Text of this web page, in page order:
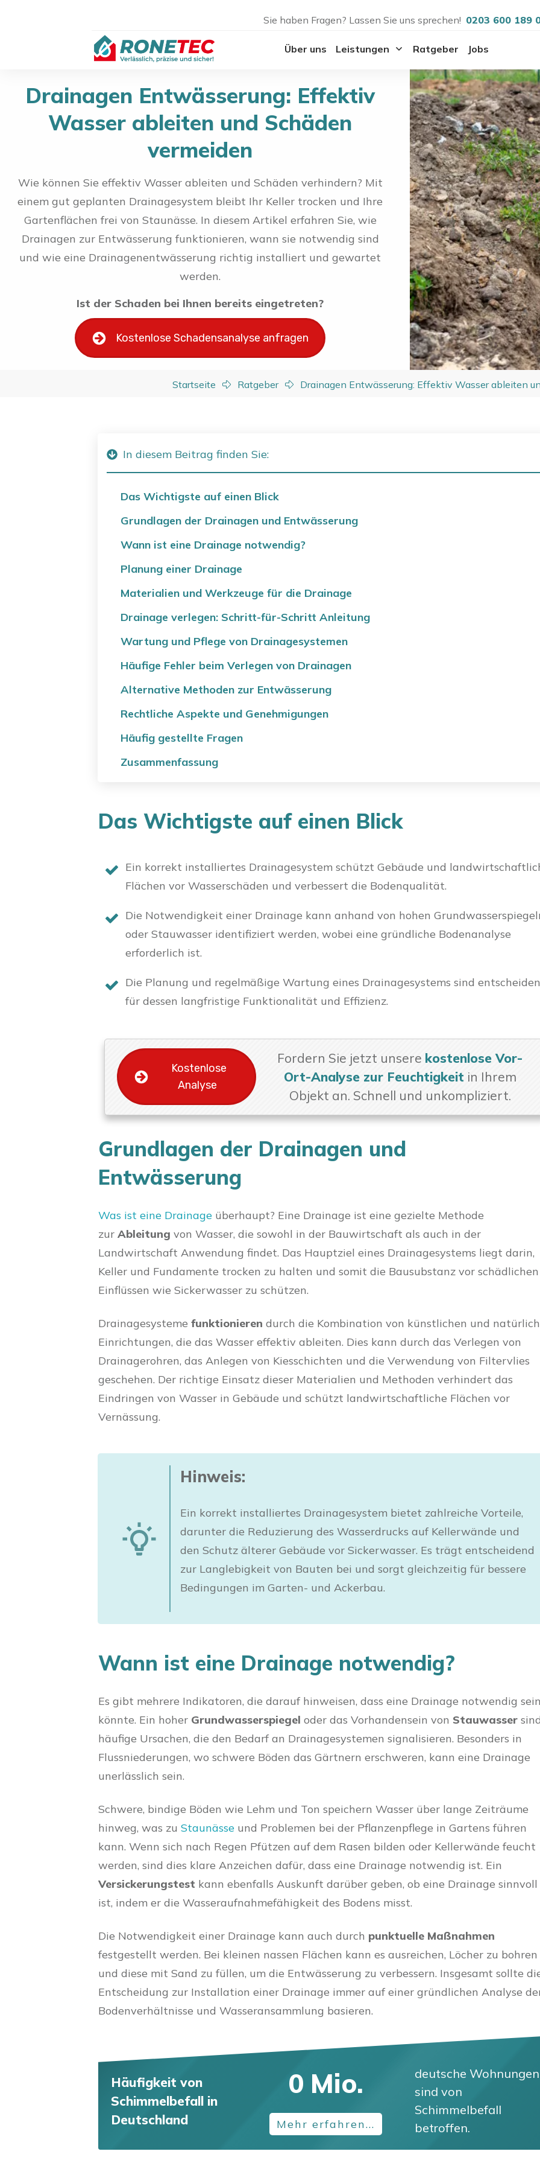
Sie haben Fragen? Lassen Sie uns sprechen! 0203 600 189
Über uns Leistungen Ratgeber Jobs
Drainagen Entwässerung: Effektiv
Wasser ableiten und Schäden
vermeiden
Wie können Sie effektiv Wasser ableiten und Schäden verhindern? Mit
einem gut geplanten Drainagesystem bleibt Ihr Keller trocken und Ihre
Gartenflächen frei von Staunässe. In diesem Artikel erfahren Sie, wie
Drainagen zur Entwässerung funktionieren, wann sie notwendig sind
und wie eine Drainagenentwässerung richtig installiert und gewartet
werden.
Ist der Schaden bei Ihnen bereits eingetreten?
Kostenlose Schadensanalyse anfragen
Startseite Ratgeber Drainagen Entwässerung: Effektiv Wasser ableiten
In diesem Beitrag finden Sie:
Das Wichtigste auf einen Blick
Grundlagen der Drainagen und Entwässerung
Wann ist eine Drainage notwendig?
Planung einer Drainage
Materialien und Werkzeuge für die Drainage
Drainage verlegen: Schritt-für-Schritt Anleitung
Wartung und Pflege von Drainagesystemen
Häufige Fehler beim Verlegen von Drainagen
Alternative Methoden zur Entwässerung
Rechtliche Aspekte und Genehmigungen
Häufig gestellte Fragen
Zusammenfassung
Das Wichtigste auf einen Blick
Ein korrekt installiertes Drainagesystem schützt Gebäude und
Flächen vor Wasserschäden und verbessert die Bodenqualität.
Die Notwendigkeit einer Drainage kann anhand von hohen
oder Stauwasser identifiziert werden, wobei eine gründliche Bodenanalyse
erforderlich ist.
Die Planung und regelmäßige Wartung eines Drainagesystems sind
für dessen langfristige Funktionalität und Effizienz.
Kostenlose
Analyse
Fordern Sie jetzt unsere kostenlose Vor-
Ort-Analyse zur Feuchtigkeit in Ihrem
Objekt an. Schnell und unkompliziert.
Grundlagen der Drainagen und
Entwässerung
Was ist eine Drainage überhaupt? Eine Drainage ist eine gezielte Methode
zur Ableitung von Wasser, die sowohl in der Bauwirtschaft als auch in der
Landwirtschaft Anwendung findet. Das Hauptziel eines Drainagesystems liegt darin,
Keller und Fundamente trocken zu halten und somit die Bausubstanz vor schädlichen
Einflüssen wie Sickerwasser zu schützen.
Drainagesysteme funktionieren durch die Kombination von künstlichen und
Einrichtungen, die das Wasser effektiv ableiten. Dies kann durch das Verlegen von
Drainagerohren, das Anlegen von Kiesschichten und die Verwendung von Filtervlies
geschehen. Der richtige Einsatz dieser Materialien und Methoden verhindert das
Eindringen von Wasser in Gebäude und schützt landwirtschaftliche Flächen vor
Vernässung.
Hinweis:
Ein korrekt installiertes Drainagesystem bietet zahlreiche Vorteile,
darunter die Reduzierung des Wasserdrucks auf Kellerwände und
den Schutz älterer Gebäude vor Sickerwasser. Es trägt entscheidend
zur Langlebigkeit von Bauten bei und sorgt gleichzeitig für bessere
Bedingungen im Garten- und Ackerbau.
Wann ist eine Drainage notwendig?
Es gibt mehrere Indikatoren, die darauf hinweisen, dass eine Drainage notwendig
könnte. Ein hoher Grundwasserspiegel oder das Vorhandensein von Stauwasser
häufige Ursachen, die den Bedarf an Drainagesystemen signalisieren. Besonders in
Flussniederungen, wo schwere Böden das Gärtnern erschweren, kann eine Drainage
unerlässlich sein.
Schwere, bindige Böden wie Lehm und Ton speichern Wasser über lange Zeiträume
hinweg, was zu Staunässe und Problemen bei der Pflanzenpflege in Gartens führen
kann. Wenn sich nach Regen Pfützen auf dem Rasen bilden oder Kellerwände feucht
werden, sind dies klare Anzeichen dafür, dass eine Drainage notwendig ist. Ein
Versickerungstest kann ebenfalls Auskunft darüber geben, ob eine Drainage sinnvoll
ist, indem er die Wasseraufnahmefähigkeit des Bodens misst.
Die Notwendigkeit einer Drainage kann auch durch punktuelle Maßnahmen
festgestellt werden. Bei kleinen nassen Flächen kann es ausreichen, Löcher zu bohren
und diese mit Sand zu füllen, um die Entwässerung zu verbessern. Insgesamt sollte
Entscheidung zur Installation einer Drainage immer auf einer gründlichen Analyse
Bodenverhältnisse und Wasseransammlung basieren.
Häufigkeit von
Schimmelbefall in
Deutschland
0 Mio.
Mehr erfahren...
deutsche Wohnungen
sind von
Schimmelbefall
betroffen.